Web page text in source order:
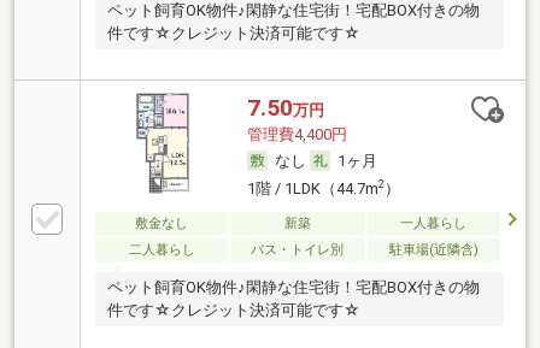
ペット飼育OK物件♪閑静な住宅街！宅配BOX付きの物
件です☆クレジット決済可能です☆
7.50万円
管理費4,400円
なし
1ヶ月
1階 / 1LDK（44.7m2）
敷金なし 新築
一人暮らし
二人暮らし
バス・トイレ別 駐車場(近隣含)
ペット飼育OK物件♪閑静な住宅街！宅配BOX付きの物
件です☆クレジット決済可能です☆